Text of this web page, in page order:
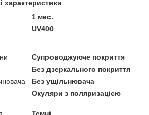
характеристики
1 мес.
UV400
Супроводжуюче покриття
Без дзеркального покриття
Без ущільнювача
Окуляри з поляризацією
Темні